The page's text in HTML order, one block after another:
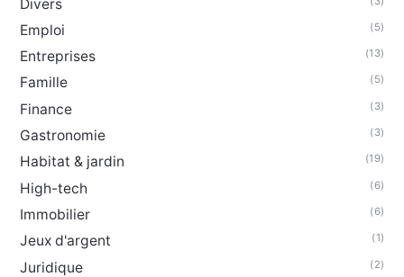
Divers
Emploi (5)
Entreprises (13)
Famille (5)
Finance (3)
Gastronomie (3)
Habitat & jardin (19)
High-tech (6)
Immobilier (6)
Jeux d'argent (1)
Juridique (2)